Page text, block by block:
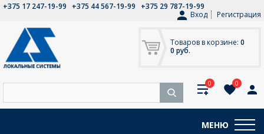
+375 17 247-19-99 +375 44 567-19-99
+375 29 787-19-99
Вход
Регистрация
Товаров в корзине: 0
0 руб.
0 0
МЕНЮ